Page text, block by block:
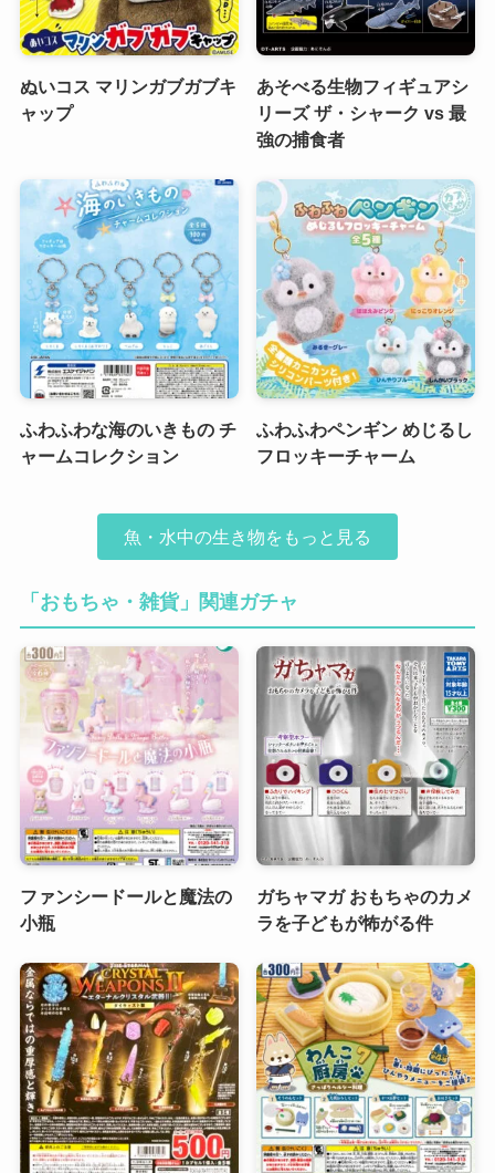
ぬいコス マリンガブガブキ
ャップ
あそべる生物フィギュアシ
リーズ ザ・シャーク vs 最
強の捕食者
ふわふわな海のいきもの チ
ャームコレクション
ふわふわペンギン めじるし
フロッキーチャーム
魚・水中の生き物をもっと見る
「おもちゃ・雑貨」関連ガチャ
ファンシードールと魔法の
小瓶
ガちャマガ おもちゃのカメ
ラを子どもが怖がる件